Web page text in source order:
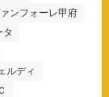
ンフォーレ甲府
タ
ルディ